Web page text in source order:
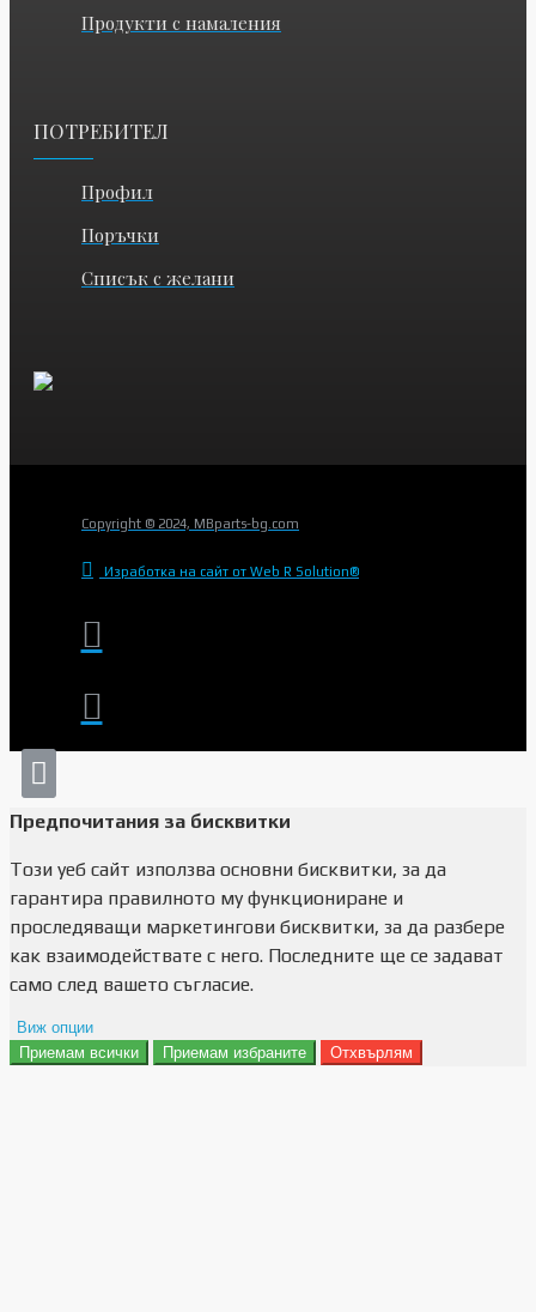
Продукти с намаления
ПОТРЕБИТЕЛ
Профил
Поръчки
Списък с желани
Copyright © 2024, MBparts-bg.com
Изработка на сайт от Web R Solution®
Предпочитания за бисквитки
Този уеб сайт използва основни бисквитки, за да
гарантира правилното му функциониране и
проследяващи маркетингови бисквитки, за да разбере
как взаимодействате с него. Последните ще се задават
само след вашето съгласие.
Виж опции
Препочитания за реклами
Приемам всички Приемам избраните Отхвърлям